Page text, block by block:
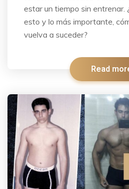
estar un tiempo sin entrenar.
esto y lo más importante,
vuelva a suceder?
Read